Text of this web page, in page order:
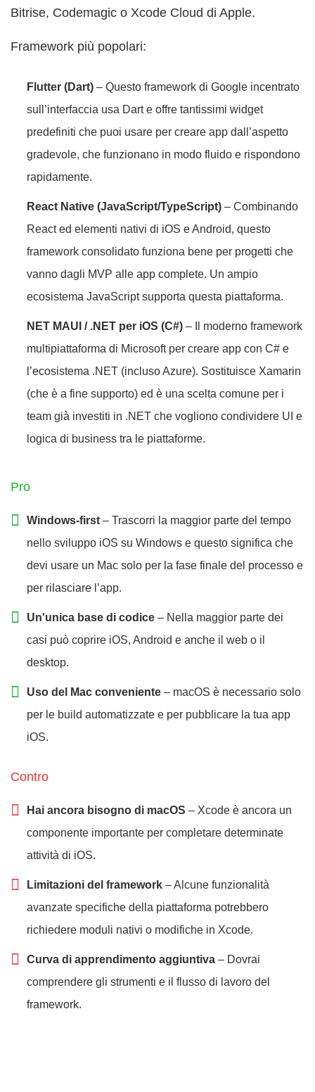
Bitrise, Codemagic o Xcode Cloud di Apple.
Framework più popolari:
Flutter (Dart) – Questo framework di Google incentrato
sull’interfaccia usa Dart e offre tantissimi widget
predefiniti che puoi usare per creare app dall’aspetto
gradevole, che funzionano in modo fluido e rispondono
rapidamente.
React Native (JavaScript/TypeScript) – Combinando
React ed elementi nativi di iOS e Android, questo
framework consolidato funziona bene per progetti che
vanno dagli MVP alle app complete. Un ampio
ecosistema JavaScript supporta questa piattaforma.
NET MAUI / .NET per iOS (C#) – Il moderno framework
multipiattaforma di Microsoft per creare app con C# e
l’ecosistema .NET (incluso Azure). Sostituisce Xamarin
(che è a fine supporto) ed è una scelta comune per i
team già investiti in .NET che vogliono condividere UI e
logica di business tra le piattaforme.
Pro
Windows-first – Trascorri la maggior parte del tempo
nello sviluppo iOS su Windows e questo significa che
devi usare un Mac solo per la fase finale del processo e
per rilasciare l’app.
Un'unica base di codice – Nella maggior parte dei
casi può coprire iOS, Android e anche il web o il
desktop.
Uso del Mac conveniente – macOS è necessario solo
per le build automatizzate e per pubblicare la tua app
iOS.
Contro
Hai ancora bisogno di macOS – Xcode è ancora un
componente importante per completare determinate
attività di iOS.
Limitazioni del framework – Alcune funzionalità
avanzate specifiche della piattaforma potrebbero
richiedere moduli nativi o modifiche in Xcode.
Curva di apprendimento aggiuntiva – Dovrai
comprendere gli strumenti e il flusso di lavoro del
framework.